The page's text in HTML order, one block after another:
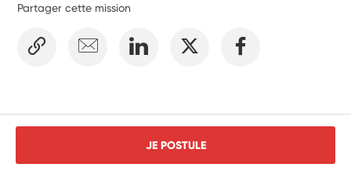
Partager cette mission
JE POSTULE